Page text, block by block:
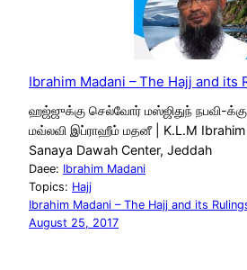
Ibrahim Madani – The Hajj and its
ஹஜ்ஜுக்கு செல்வோர் மஸ்ஜிதுந் நபவி-
மவ்லவி இப்ராஹீம் மதனீ | K.L.M
Sanaya Dawah Center, Jeddah
Daee: Ibrahim Madani
Topics: Hajj
Ibrahim Madani – The Hajj and its
August 25, 2017